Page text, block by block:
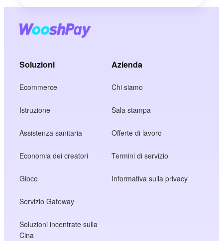
Soluzioni
Ecommerce
Istruzione
Assistenza sanitaria
Economia dei creatori
Gioco
Servizio Gateway
Soluzioni incentrate sulla
Cina
Azienda
Chi siamo
Sala stampa
Offerte di lavoro
Termini di servizio
Informativa sulla privacy